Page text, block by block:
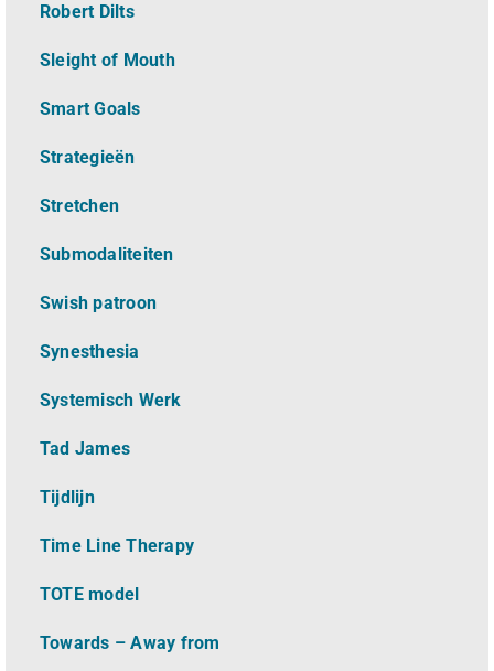
Robert Dilts
Sleight of Mouth
Smart Goals
Strategieën
Stretchen
Submodaliteiten
Swish patroon
Synesthesia
Systemisch Werk
Tad James
Tijdlijn
Time Line Therapy
TOTE model
Towards – Away from